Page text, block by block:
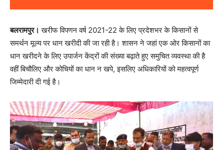
बलरामपुर। खरीफ विपणन वर्ष 2021-22 के लिए प्रदेशभर के किसानों से
समर्थन मूल्य पर धान खरीदी की जा रही है। शासन ने जहां एक ओर किसानों का
धान खरीदने के लिए उपार्जन केंद्रों की संख्या बढ़ाते हुए समुचित व्यवस्था की है
वहीं बिचौलिए और कोचियों का धान न खपे, इसलिए अधिकारियों को महत्वपूर्ण
जिम्मेदारी दी गई है।